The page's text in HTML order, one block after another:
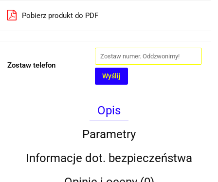
Pobierz produkt do PDF
Zostaw telefon
Wyślij
Opis
Parametry
Informacje dot. bezpieczeństwa